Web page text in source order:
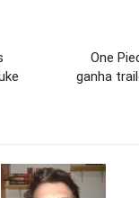
One
ganha